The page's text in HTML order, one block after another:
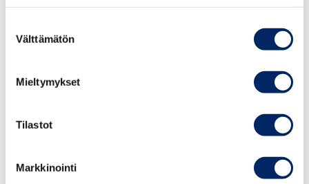
valinta
Välttämätön
Mieltymykset
Tilastot
Markkinointi
Se turvaisi teollisuuden sähkönsaantia, tasaisi
energiajärjestelmän säävarmuutta, vahvistaisi alueen
kuntataloutta ja loisi pohjaa vetytaloudelle itäisessä
logistiikkainvestoinnit Itä-Suomessa. Saimaan kanavan
rekkakuormallista raaka-aineita ja vientituotteita on
kuljetettava muita reittejä pitkin. Tämä lisää